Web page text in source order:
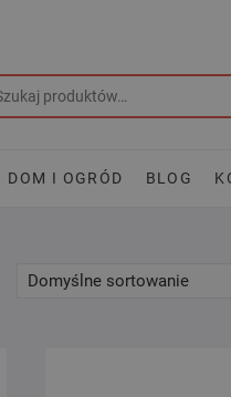
DOM I OGRÓD BLOG